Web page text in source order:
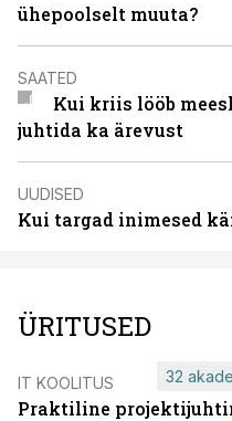
ühepoolselt muuta?
SAATED
Kui kriis lööb
juhtida ka ärevust
UUDISED
Kui targad inimesed
ÜRITUSED
IT KOOLITUS
Praktiline
32